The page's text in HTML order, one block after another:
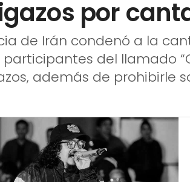
por
de Irán condenó a la
del llamado
además de prohibirle